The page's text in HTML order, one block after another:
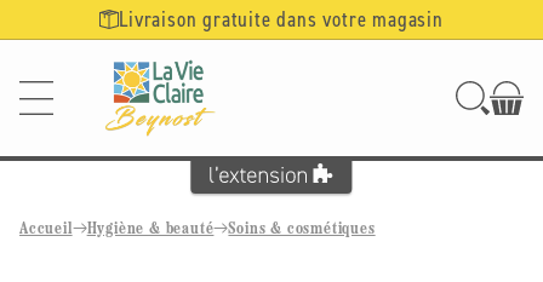
Ignorer et
passer au Livraison gratuite dans votre magasin
Accueil Hygiène & beauté Soins & cosmétiques